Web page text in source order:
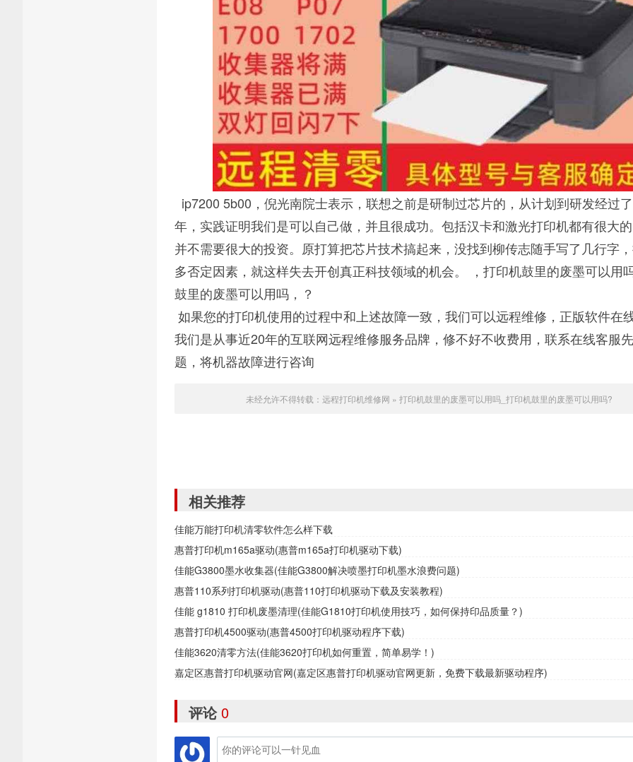
ip7200 5b00，倪光南院士表示，联想之前是研制过芯片的，从计划到研发经过
年，实践证明我们是可以自己做，并且很成功。包括汉卡和激光打印机都有很大
并不需要很大的投资。原打算把芯片技术搞起来，没找到柳传志随手写了几行字
多否定因素，就这样失去开创真正科技领域的机会。 ，打印机鼓里的废墨可以用
鼓里的废墨可以用吗，？
如果您的打印机使用的过程中和上述故障一致，我们可以远程维修，正版软件在
我们是从事近20年的互联网远程维修服务品牌，修不好不收费用，联系在线客服
题，将机器故障进行咨询
未经允许不得转载： 远程打印机维修网 » 打印机鼓里的废墨可以用吗_打印机鼓里的废墨可以用吗?
相关推荐
佳能万能打印机清零软件怎么样下载
惠普打印机m165a驱动(惠普m165a打印机驱动下载)
佳能G3800墨水收集器(佳能G3800解决喷墨打印机墨水浪费问题)
惠普110系列打印机驱动(惠普110打印机驱动下载及安装教程)
佳能 g1810 打印机废墨清理(佳能G1810打印机使用技巧，如何保持印品质量？)
惠普打印机4500驱动(惠普4500打印机驱动程序下载)
佳能3620清零方法(佳能3620打印机如何重置，简单易学！)
嘉定区惠普打印机驱动官网(嘉定区惠普打印机驱动官网更新，免费下载最新驱动程序)
评论 0